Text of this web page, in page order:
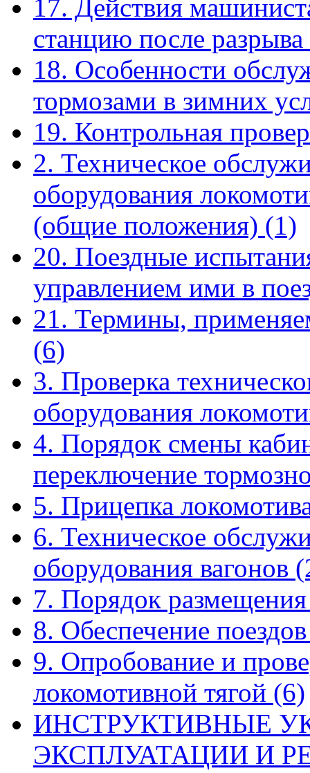
17. Действия
станцию после разрыва
18. Особенности
тормозами в зимних
19. Контрольная
2. Техническое
оборудования
(общие положения) (1)
20. Поездные
управлением ими в
21. Термины,
(6)
3. Проверка
оборудования
4. Порядок смены
переключение
5. Прицепка
6. Техническое
оборудования вагонов
7. Порядок
8. Обеспечение
9. Опробование и
локомотивной тягой (6)
ИНСТРУКТИВНЫЕ
ЭКСПЛУАТАЦИИ И